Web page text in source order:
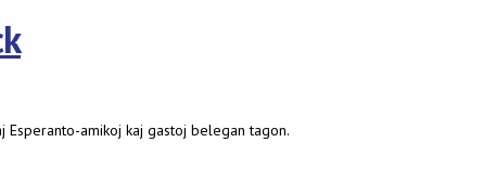
Esperanto-amikoj kaj gastoj belegan tagon.